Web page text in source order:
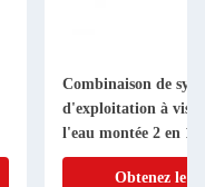
Combinaison de
d'exploitation à vis
l'eau montée 2 en 1
GSM WIFI 4G
Obtenez le